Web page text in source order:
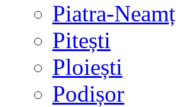
Piatra-Neamț
Pitești
Ploiești
Podișor